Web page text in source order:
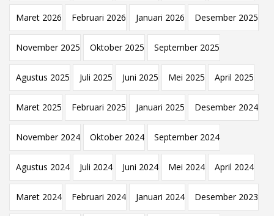
Maret 2026 Februari 2026 Januari 2026 Desember 2025
November 2025 Oktober 2025 September 2025
Agustus 2025 Juli 2025 Juni 2025 Mei 2025 April 2025
Maret 2025 Februari 2025 Januari 2025 Desember 2024
November 2024 Oktober 2024 September 2024
Agustus 2024 Juli 2024 Juni 2024 Mei 2024 April 2024
Maret 2024 Februari 2024 Januari 2024 Desember 2023